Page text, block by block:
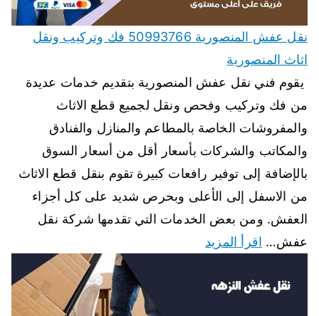
نقل عفش المنصورية 50993766 فك وتركيب ونقل
اثاث المنصورية
يقوم فني نقل عفش المنصورية بتقديم خدمات عديدة
من فك وتركيب وفحص ونقل لجميع قطع الاثاث
والمفروشات الخاصة بالمطاعم والمنازل والفنادق
والمكاتب والشركات بأسعار أقل من أسعار السوق
بالإضافة إلى توفير رافعات كبيرة تقوم بنقل قطع الاثاث
من الاسفل إلى الأعلى وبحرص شديد على كل أجزاء
العفش. ومن بعض الخدمات التي تقدمها شركة نقل
عفش… اقرأ المزيد